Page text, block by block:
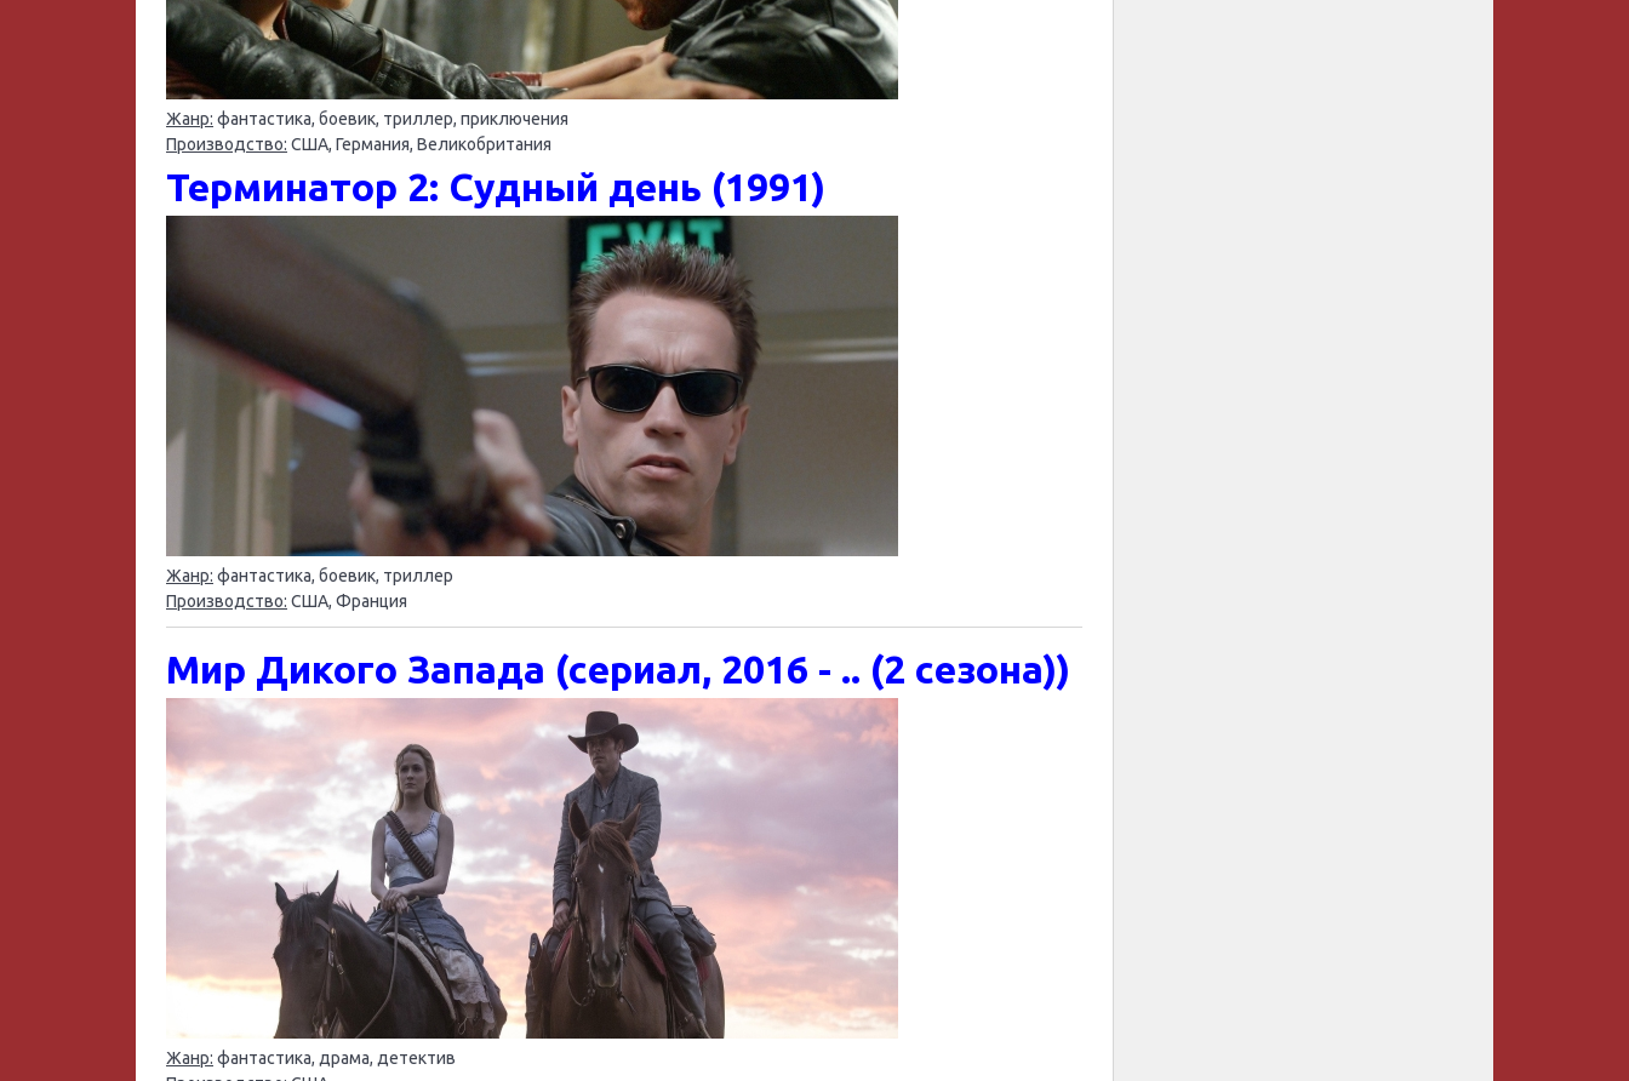
Жанр: фантастика, боевик, триллер, приключения
Производство: США, Германия, Великобритания
Терминатор 2: Судный день (1991)
Жанр: фантастика, боевик, триллер
Производство: США, Франция
Мир Дикого Запада (сериал, 2016 - .. (2 сезона))
Жанр: фантастика, драма, детектив